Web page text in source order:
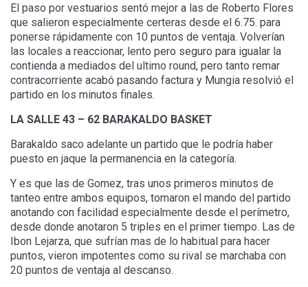
El paso por vestuarios sentó mejor a las de Roberto Flores
que salieron especialmente certeras desde el 6.75. para
ponerse rápidamente con 10 puntos de ventaja. Volverían
las locales a reaccionar, lento pero seguro para igualar la
contienda a mediados del ultimo round, pero tanto remar
contracorriente acabó pasando factura y Mungia resolvió el
partido en los minutos finales.
LA SALLE 43 – 62 BARAKALDO BASKET
Barakaldo saco adelante un partido que le podría haber
puesto en jaque la permanencia en la categoría.
Y es que las de Gomez, tras unos primeros minutos de
tanteo entre ambos equipos, tomaron el mando del partido
anotando con facilidad especialmente desde el perímetro,
desde donde anotaron 5 triples en el primer tiempo. Las de
Ibon Lejarza, que sufrían mas de lo habitual para hacer
puntos, vieron impotentes como su rival se marchaba con
20 puntos de ventaja al descanso.